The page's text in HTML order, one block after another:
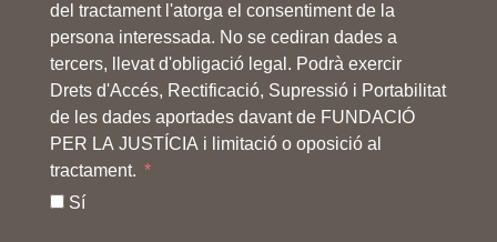
del tractament l'atorga el consentiment de la
persona interessada. No se cediran dades a
tercers, llevat d'obligació legal. Podrà exercir
Drets d'Accés, Rectificació, Supressió i Portabilitat
de les dades aportades davant de FUNDACIÓ
PER LA JUSTÍCIA i limitació o oposició al
tractament.
Sí